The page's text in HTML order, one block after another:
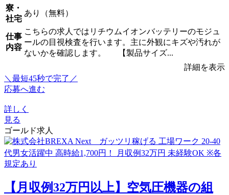
寮・
社宅
あり（無料）
仕事
内容
こちらの求人ではリチウムイオンバッテリーのモジュ
ールの目視検査を行います。主に外観にキズや汚れが
ないかを確認します。 【製品サイズ...
詳細を表示
＼最短45秒で完了／
応募へ進む
詳しく
見る
ゴールド求人
【月収例32万円以上】空気圧機器の組